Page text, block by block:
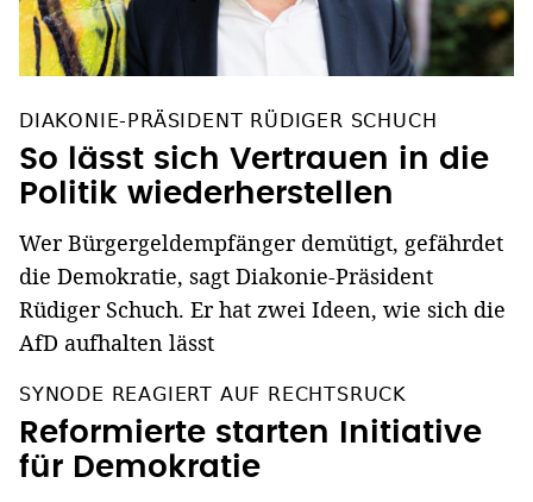
DIAKONIE-PRÄSIDENT RÜDIGER SCHUCH
So lässt sich Vertrauen in die
Politik wiederherstellen
Wer Bürgergeldempfänger demütigt, gefährdet
die Demokratie, sagt Diakonie-Präsident
Rüdiger Schuch. Er hat zwei Ideen, wie sich die
AfD aufhalten lässt
SYNODE REAGIERT AUF RECHTSRUCK
Reformierte starten Initiative
für Demokratie